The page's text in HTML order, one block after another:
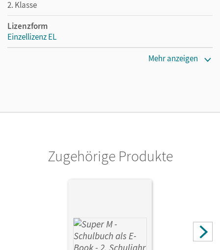
2. Klasse
Lizenzform
Einzellizenz EL
Mehr anzeigen
Zugehörige Produkte